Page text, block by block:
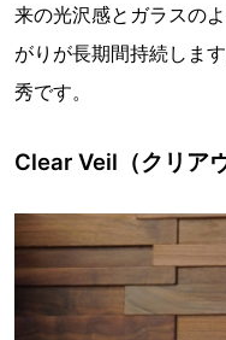
来の光沢感とガラスの
がりが長期間持続しま
秀です。
Clear Veil（クリア